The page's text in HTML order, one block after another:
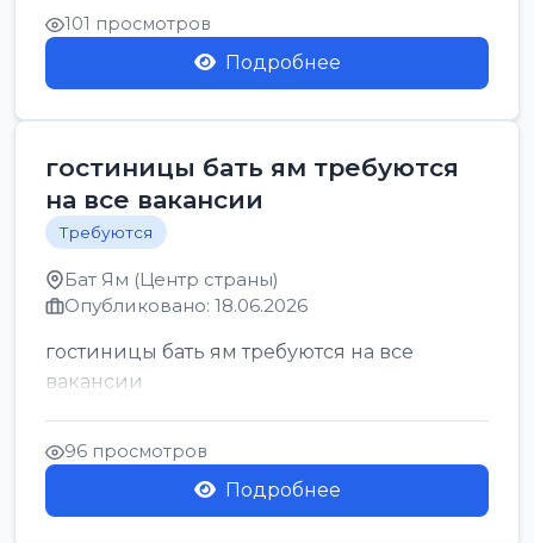
101 просмотров
Подробнее
гостиницы бать ям требуются
на все вакансии
Требуются
Бат Ям (Центр страны)
Опубликовано: 18.06.2026
гостиницы бать ям требуются на все
вакансии
96 просмотров
Подробнее